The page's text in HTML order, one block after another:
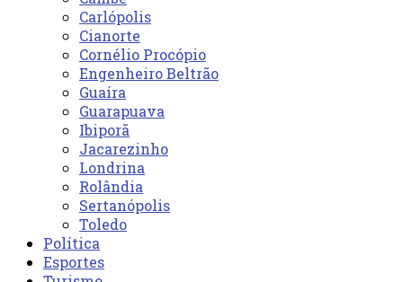
Carlópolis
Cianorte
Cornélio Procópio
Engenheiro Beltrão
Guaíra
Guarapuava
Ibiporã
Jacarezinho
Londrina
Rolândia
Sertanópolis
Toledo
Política
Esportes